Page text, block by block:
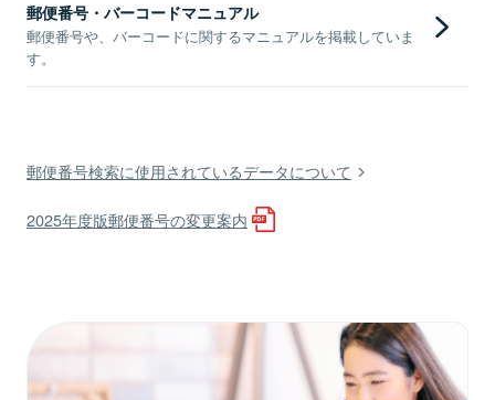
郵便番号・バーコードマニュアル
郵便番号や、バーコードに関するマニュアルを掲載していま
す。
郵便番号検索に使用されているデータについて
2025年度版郵便番号の変更案内